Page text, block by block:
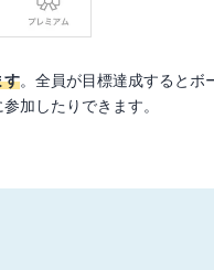
す。全員が目標達成するとボ
加したりできます。